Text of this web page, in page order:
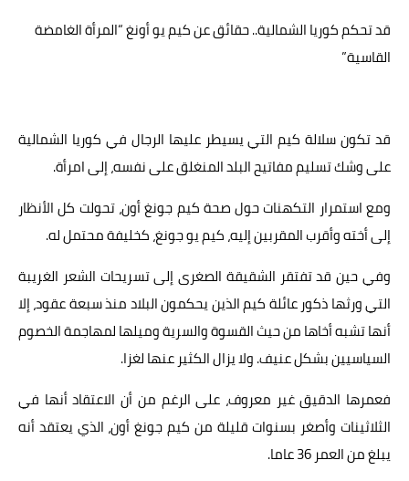
عالم المرأة
أخبار عربية
أخبار النجوم
أخبار العالم
قد تحكم كوريا الشمالية.. حقائق عن كيم يو أونغ “المرأة الغامضة
القاسية”
قد تكون سلالة كيم التي يسيطر عليها الرجال في كوريا الشمالية
على وشك تسليم مفاتيح البلد المنغلق على نفسه، إلى امرأة.
ومع استمرار التكهنات حول صحة كيم جونغ أون، تحولت كل الأنظار
إلى أخته وأقرب المقربين إليه، كيم يو جونغ، كخليفة محتمل له.
وفي حين قد تفتقر الشقيقة الصغرى إلى تسريحات الشعر الغريبة
التي ورثها ذكور عائلة كيم الذين يحكمون البلاد منذ سبعة عقود، إلا
أنها تشبه أخاها من حيث القسوة والسرية وميلها لمهاجمة الخصوم
السياسيين بشكل عنيف. ولا يزال الكثير عنها لغزا.
فعمرها الدقيق غير معروف، على الرغم من أن الاعتقاد أنها في
الثلاثينات وأصغر بسنوات قليلة من كيم جونغ أون، الذي يعتقد أنه
يبلغ من العمر 36 عاما.